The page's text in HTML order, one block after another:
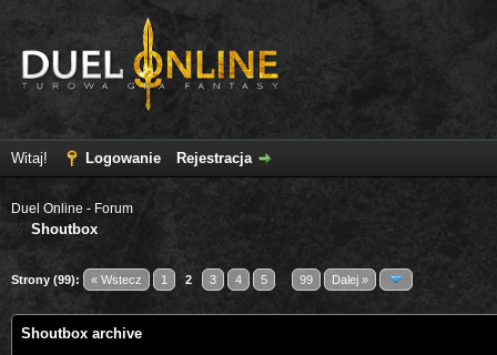
Witaj! Logowanie Rejestracja
Duel Online - Forum
Shoutbox
Strony (99): « Wstecz 1 2 3 4 5 99 Dalej »
Shoutbox archive